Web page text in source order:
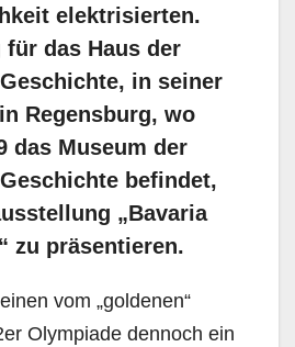
elektrisierten.
für das Haus der
in seiner
Regensburg, wo
das Museum der
befindet,
„Bavaria
zu präsentieren.
vom „goldenen“
Olympiade dennoch ein